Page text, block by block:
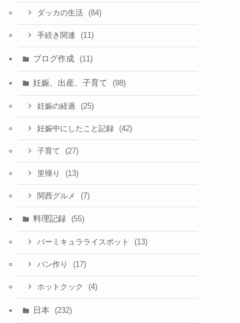
ダッカの生活 (84)
手続き関連 (11)
ブログ作成 (11)
妊娠、出産、子育て (98)
妊娠の経過 (25)
妊娠中にしたこと記録 (42)
子育て (27)
里帰り (13)
関西グルメ (7)
料理記録 (55)
バーミキュラライスポット (13)
パン作り (17)
ホットクック (4)
日本 (232)